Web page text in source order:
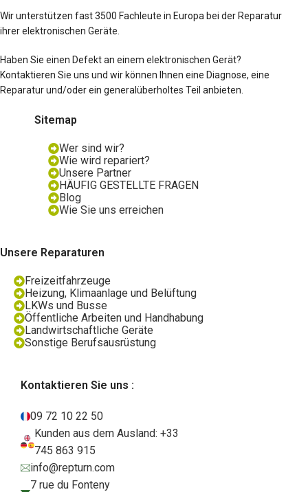
Wir unterstützen fast 3500 Fachleute in Europa bei der Reparatur
ihrer elektronischen Geräte.
Haben Sie einen Defekt an einem elektronischen Gerät?
Kontaktieren Sie uns und wir können Ihnen eine Diagnose, eine
Reparatur und/oder ein generalüberholtes Teil anbieten.
Sitemap
Wer sind wir?
Wie wird repariert?
Unsere Partner
HÄUFIG GESTELLTE FRAGEN
Blog
Wie Sie uns erreichen
Unsere Reparaturen
Freizeitfahrzeuge
Heizung, Klimaanlage und Belüftung
LKWs und Busse
Öffentliche Arbeiten und Handhabung
Landwirtschaftliche Geräte
Sonstige Berufsausrüstung
Kontaktieren Sie uns :
09 72 10 22 50
Kunden aus dem Ausland: +33
745 863 915
info@repturn.com
7 rue du Fonteny